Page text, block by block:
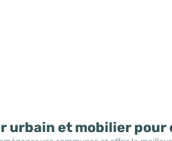
urbain et mobilier